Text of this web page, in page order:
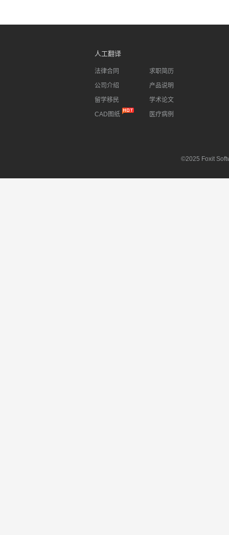
人工翻译
法律合同
公司介绍
留学移民
CAD图纸
求职简历
产品说明
学术论文
医疗病例
©2025 Foxit